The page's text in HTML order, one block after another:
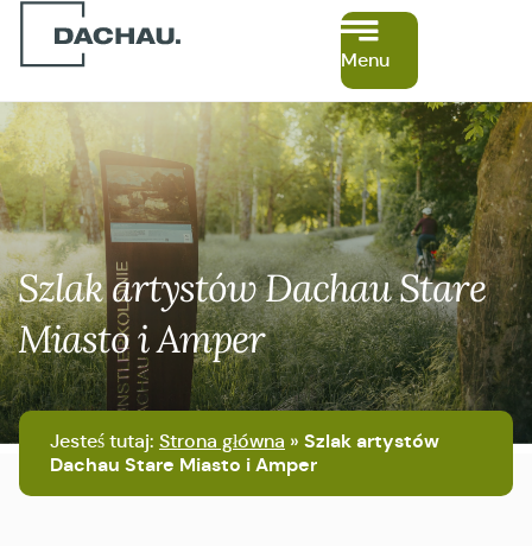
Menu
Jesteś tutaj: Strona główna » Szlak artystów
Dachau Stare Miasto i Amper
Szlak artystów Dachau Stare
Miasto i Amper